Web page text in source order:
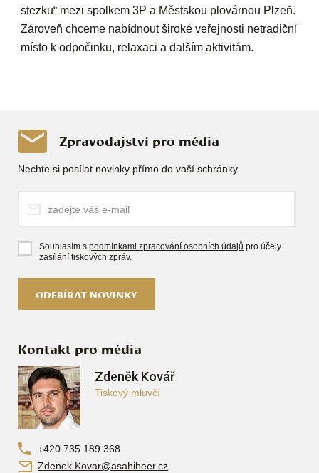
stezku“ mezi spolkem 3P a Městskou plovárnou Plzeň.
Zároveň chceme nabídnout široké veřejnosti netradiční
místo k odpočinku, relaxaci a dalším aktivitám.
Zpravodajství pro média
Nechte si posílat novinky přímo do vaší schránky.
Souhlasím spodmínkami zpracování osobních údajů pro účely
zasílání tiskových zpráv.
ODEBÍRAT NOVINKY
Kontakt pro média
Zdeněk Kovář
Tiskový mluvčí
+420 735 189 368
Zdenek.Kovar@asahibeer.cz